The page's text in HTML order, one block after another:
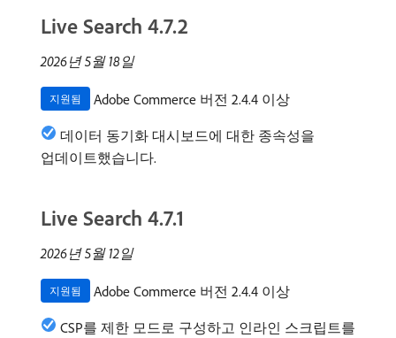
Live Search 4.7.2
2026년 5월 18일
지원됨 Adobe Commerce 버전 2.4.4 이상
데이터 동기화 대시보드에 대한 종속성을
업데이트했습니다.
Live Search 4.7.1
2026년 5월 12일
지원됨 Adobe Commerce 버전 2.4.4 이상
CSP를 제한 모드로 구성하고 인라인 스크립트를